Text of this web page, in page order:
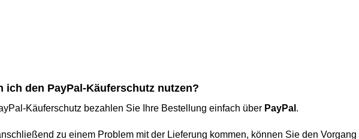
ich den PayPal-Käuferschutz nutzen?
Käuferschutz bezahlen Sie Ihre Bestellung einfach über PayPal .
zu einem Problem mit der Lieferung kommen, können Sie den Vorgang